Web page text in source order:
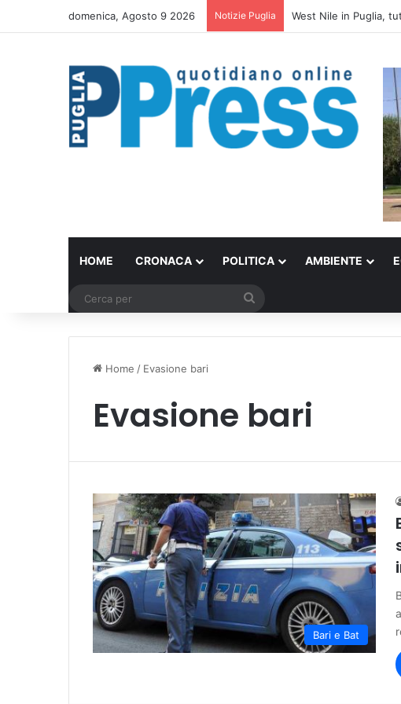
domenica, Agosto 9 2026 Notizie Puglia La ragazza del mare:
HOME CRONACA POLITICA AMBIENTE
Home / Evasione bari
Evasione bari
Bari e Bat